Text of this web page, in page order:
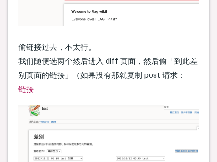
偷链接过去，不太行。
我们随便选两个然后进入 diff 页面，然后偷「到此差
别页面的链接」（如果没有那就复制 post 请求：
链接